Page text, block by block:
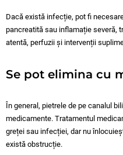
Dacă există infecție, pot fi
pancreatită sau inflamație severă,
atentă, perfuzii și intervenții
Se pot elimina cu
În general, pietrele de pe canalul
medicamente. Tratamentul
greței sau infecției, dar nu
există obstrucție.